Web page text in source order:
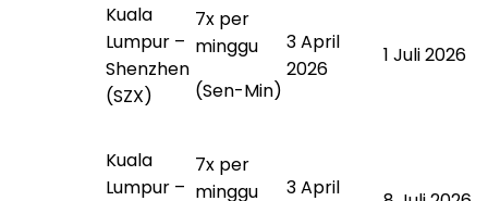
Kuala
Lumpur –
Shenzhen
(SZX)
7x per
minggu
(Sen-Min)
3 April
2026
1 Juli 2026
Kuala
Lumpur –
7x per
minggu
3 April